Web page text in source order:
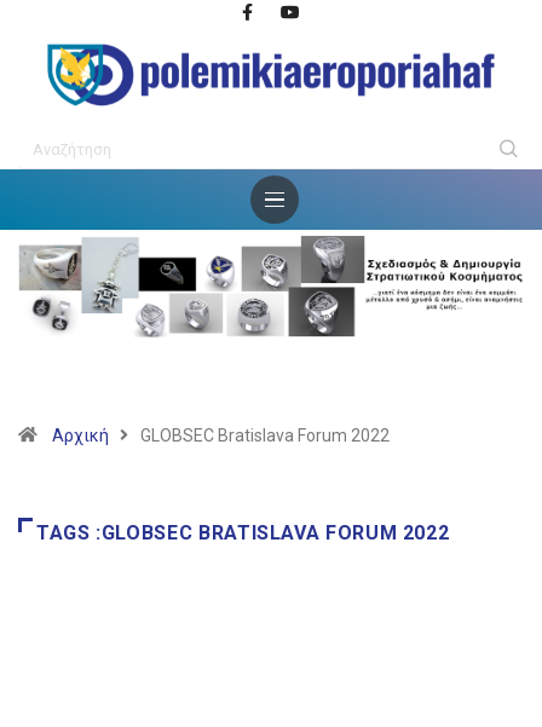
Αρχική GLOBSEC Bratislava Forum 2022
TAGS :GLOBSEC BRATISLAVA FORUM 2022